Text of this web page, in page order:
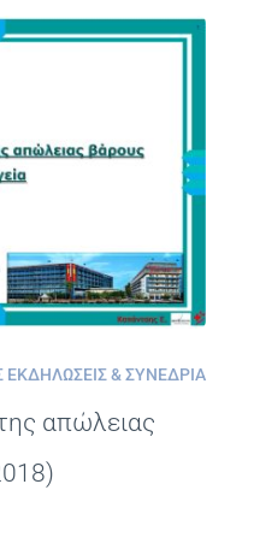
ΕΚΔΗΛΏΣΕΙΣ & ΣΥΝΈΔΡΙΑ
απώλειας